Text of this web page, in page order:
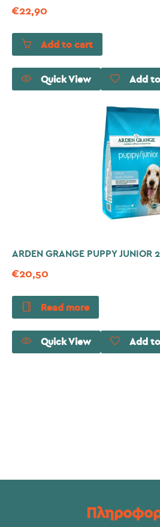
€22,90
Add to cart
Quick View Add
ARDEN GRANGE PUPPY JUNIOR
€20,50
Read more
Quick View Add